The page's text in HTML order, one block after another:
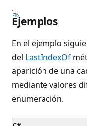
.
Ejemplos
En el ejemplo
del LastIndexOf
aparición de una
mediante valores
enumeración.